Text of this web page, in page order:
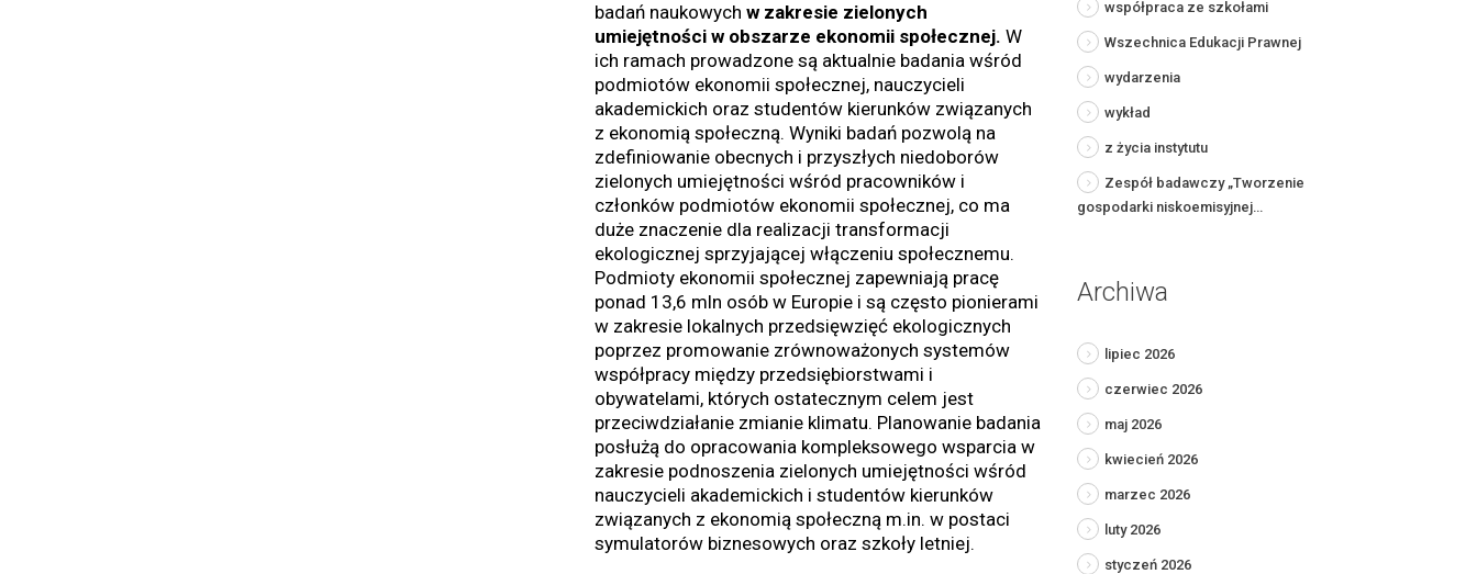
badań naukowych w zakresie zielonych
umiejętności w obszarze ekonomii społecznej. W
ich ramach prowadzone są aktualnie badania wśród
podmiotów ekonomii społecznej, nauczycieli
akademickich oraz studentów kierunków związanych
z ekonomią społeczną. Wyniki badań pozwolą na
zdefiniowanie obecnych i przyszłych niedoborów
zielonych umiejętności wśród pracowników i
członków podmiotów ekonomii społecznej, co ma
duże znaczenie dla realizacji transformacji
ekologicznej sprzyjającej włączeniu społecznemu.
Podmioty ekonomii społecznej zapewniają pracę
ponad 13,6 mln osób w Europie i są często pionierami
w zakresie lokalnych przedsięwzięć ekologicznych
poprzez promowanie zrównoważonych systemów
współpracy między przedsiębiorstwami i
obywatelami, których ostatecznym celem jest
przeciwdziałanie zmianie klimatu. Planowanie badania
posłużą do opracowania kompleksowego wsparcia w
zakresie podnoszenia zielonych umiejętności wśród
nauczycieli akademickich i studentów kierunków
związanych z ekonomią społeczną m.in. w postaci
symulatorów biznesowych oraz szkoły letniej.
współpraca ze szkołami
Wszechnica Edukacji Prawnej
wydarzenia
wykład
z życia instytutu
Zespół badawczy „Tworzenie
gospodarki niskoemisyjnej…
Archiwa
lipiec 2026
czerwiec 2026
maj 2026
kwiecień 2026
marzec 2026
luty 2026
styczeń 2026